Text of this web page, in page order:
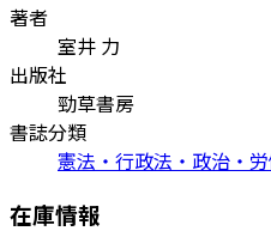
著者
室井 力
出版社
勁草書房
書誌分類
憲法・行政法・政治・
在庫情報